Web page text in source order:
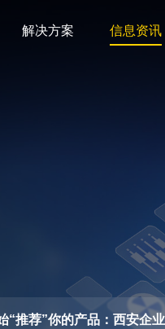
解决方案 信息资讯
“推荐”你的产品：西安企